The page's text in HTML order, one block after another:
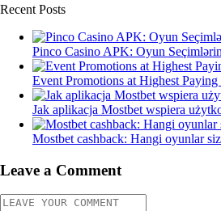
Recent Posts
Pinco Casino APK: Oyun
Event Promotions at Highest
Jak aplikacja Mostbet wspiera
Mostbet cashback: Hangi oyunlar
Leave a Comment